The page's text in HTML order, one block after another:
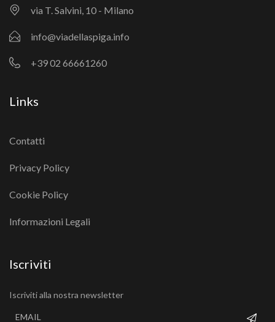
via T. Salvini, 10 - Milano
info@viadellaspiga.info
+39 02 66661260
Links
Contatti
Privacy Policy
Cookie Policy
Informazioni Legali
Iscriviti
Iscriviti alla nostra newsletter